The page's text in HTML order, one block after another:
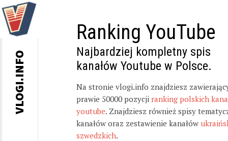
Ranking YouTube
Najbardziej kompletny spis
kanałów Youtube w Polsce.
Na stronie vlogi.info znajdziesz
prawie 50000 pozycji ranking polskich
youtube. Znajdziesz również spisy
kanałów oraz zestawienie kanałów
szwedzkich.
VLOGI.INFO